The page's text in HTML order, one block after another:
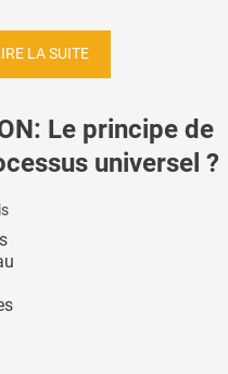
LA SUITE
Le principe de
universel ?